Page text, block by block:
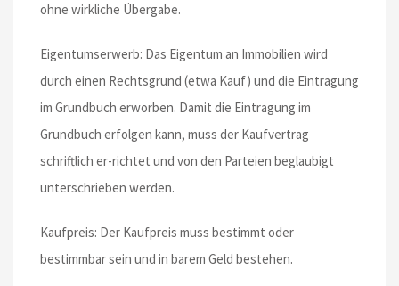
ohne wirkliche Übergabe.
Eigentumserwerb: Das Eigentum an Immobilien wird
durch einen Rechtsgrund (etwa Kauf) und die Eintragung
im Grundbuch erworben. Damit die Eintragung im
Grundbuch erfolgen kann, muss der Kaufvertrag
schriftlich er-richtet und von den Parteien beglaubigt
unterschrieben werden.
Kaufpreis: Der Kaufpreis muss bestimmt oder
bestimmbar sein und in barem Geld bestehen.